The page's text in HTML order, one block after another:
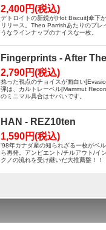
2,400円(税込)
デトロイトの新鋭が[Hot Biscuit]傘下
リリース。Theo Parrishあたりのプレ
うなラインナップのナイスな一枚。
Fingerprints - After
2,790円(税込)
捻った視点のチョイスが面白い
弾は、カルトレーベル[Mammut
のミニマル具合はヤバいです。
HAN - REZ10ten
1,590円(税込)
'98年カナダ産の知られざる一枚がベ
ら再発。アンビエント/チルアウト/イ
クノの流れを受け継いだ大推薦盤！！